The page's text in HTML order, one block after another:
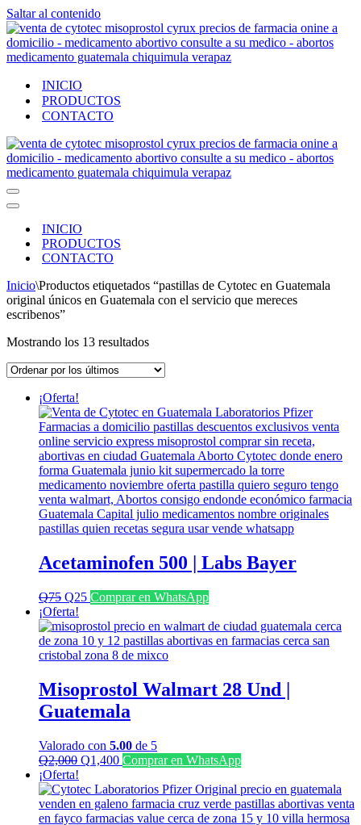
Saltar al contenido
INICIO
PRODUCTOS
CONTACTO
Menú
de
Menú
navegación
INICIO
PRODUCTOS
CONTACTO
Inicio\Productos etiquetados “pastillas de Cytotec en Guatemala
original únicos en Guatemala con el servicio que mereces
escribenos”
Mostrando los 13 resultadosOrdenado
los
¡Oferta!
Acetaminofen 500 | Labs Bayer
Q75 El
precio
original
era:
Q75.
Q25El
actual
es:
Q25.
Comprar en WhatsApp
¡Oferta!
Misoprostol Walmart 28 Und |
Guatemala
Valorado con 5.00 de 5
Q2,000 El
original
era:
Q2,000.
Q1,400El
actual
es:
Q1,400.
Comprar en WhatsApp
¡Oferta!